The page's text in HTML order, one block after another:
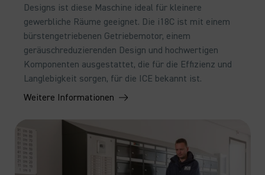
Designs ist diese Maschine ideal für kleinere
gewerbliche Räume geeignet. Die i18C ist mit einem
bürstengetriebenen Getriebemotor, einem
geräuschreduzierenden Design und hochwertigen
Komponenten ausgestattet, die für die Effizienz und
Langlebigkeit sorgen, für die ICE bekannt ist.
Weitere Informationen